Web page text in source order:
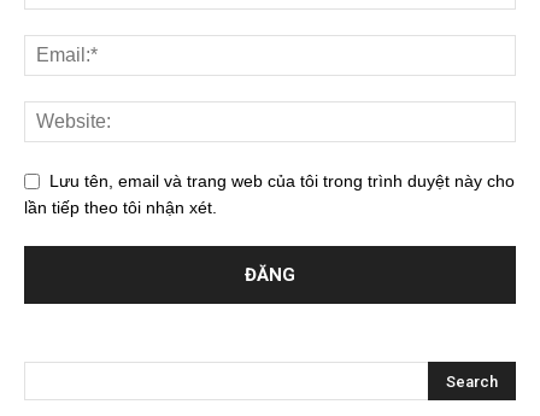
Lưu tên, email và trang web của tôi trong trình duyệt này cho
lần tiếp theo tôi nhận xét.